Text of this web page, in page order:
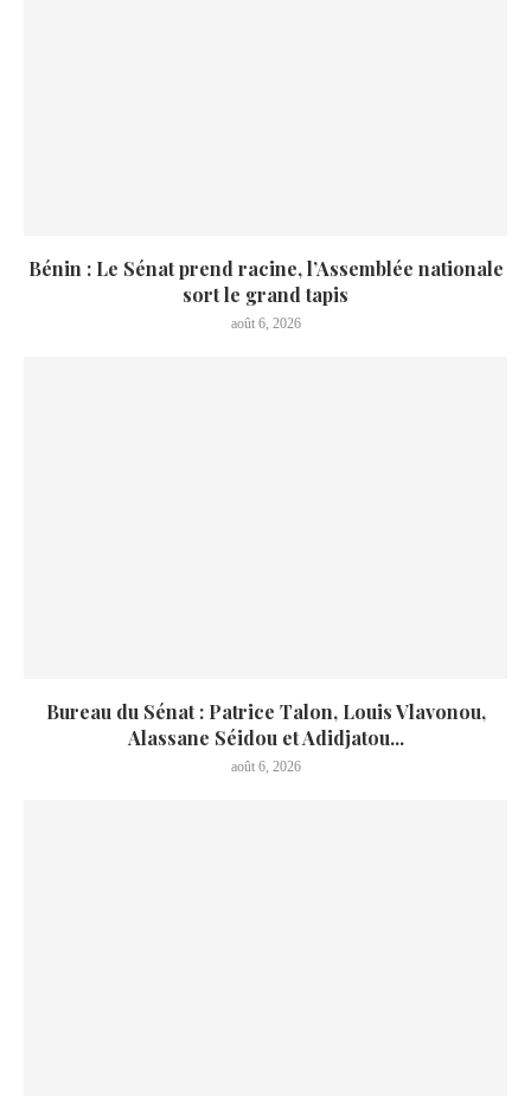
Bénin : Le Sénat prend racine, l’Assemblée nationale
sort le grand tapis
août 6, 2026
Bureau du Sénat : Patrice Talon, Louis Vlavonou,
Alassane Séidou et Adidjatou...
août 6, 2026